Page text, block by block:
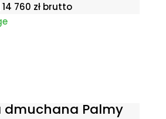
14 760 złbrutto
dmuchana Palmy